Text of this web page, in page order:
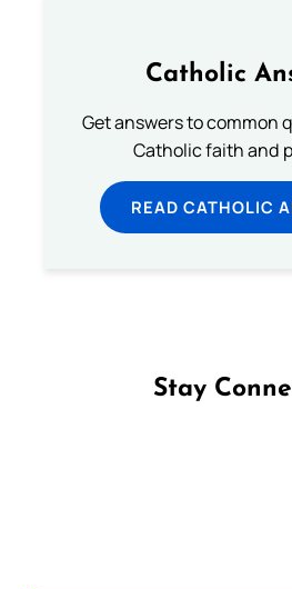
Catholic
Get answers to common
Catholic faith and
READ CATHOLIC
Stay